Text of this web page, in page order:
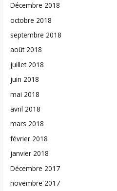
Décembre 2018
octobre 2018
septembre 2018
août 2018
juillet 2018
juin 2018
mai 2018
avril 2018
mars 2018
février 2018
janvier 2018
Décembre 2017
novembre 2017